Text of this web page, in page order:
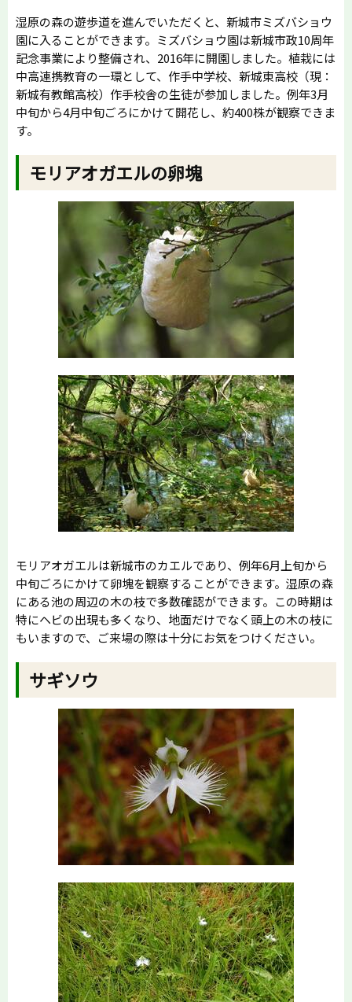
湿原の森の遊歩道を進んでいただくと、新城市ミズバショウ
園に入ることができます。ミズバショウ園は新城市政10周年
記念事業により整備され、2016年に開園しました。植栽には
中高連携教育の一環として、作手中学校、新城東高校（現：
新城有教館高校）作手校舎の生徒が参加しました。例年3月
中旬から4月中旬ごろにかけて開花し、約400株が観察できま
す。
モリアオガエルの卵塊
モリアオガエルは新城市のカエルであり、例年6月上旬から
中旬ごろにかけて卵塊を観察することができます。湿原の森
にある池の周辺の木の枝で多数確認ができます。この時期は
特にヘビの出現も多くなり、地面だけでなく頭上の木の枝に
もいますので、ご来場の際は十分にお気をつけください。
サギソウ